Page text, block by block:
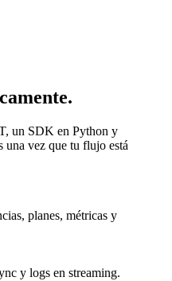
un SDK en Python y
una vez que tu flujo está
planes, métricas y
y logs en streaming.